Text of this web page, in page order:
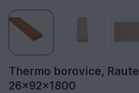
Thermo borovice, Raute
26x92x1800